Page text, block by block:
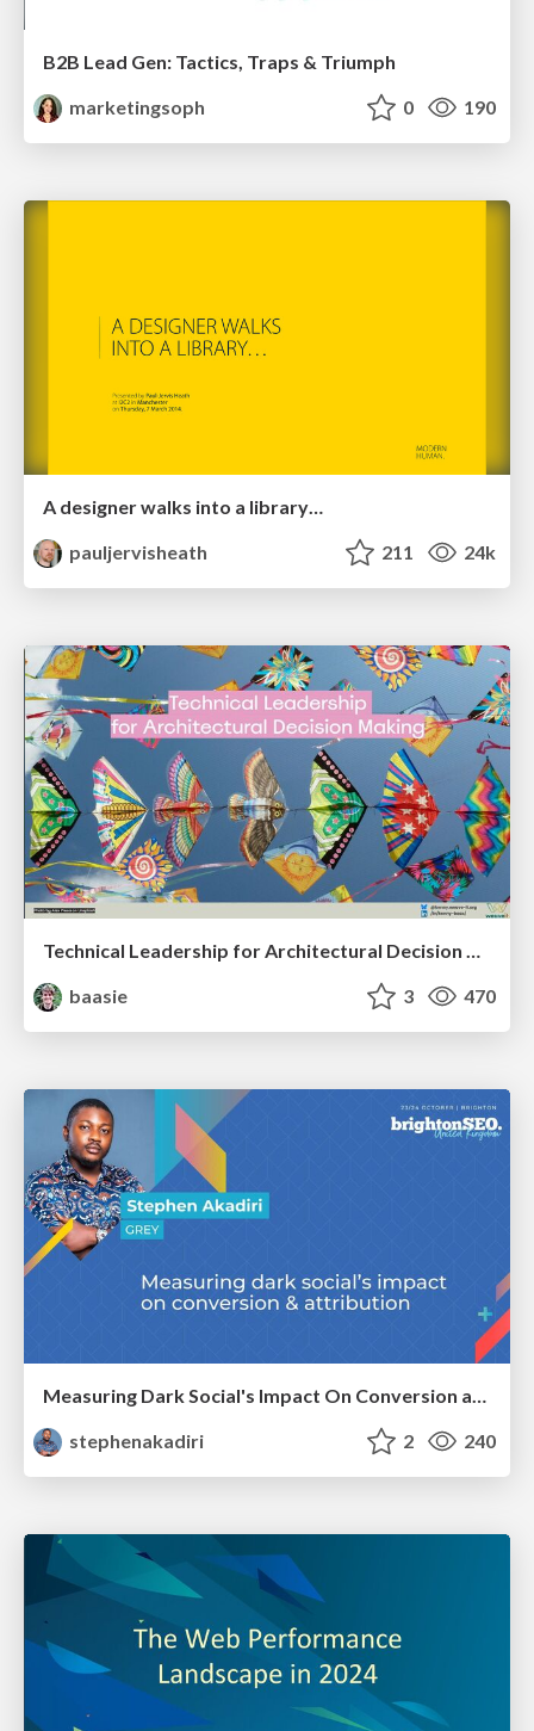
B2B Lead Gen: Tactics, Traps & Triumph
marketingsoph
0 190
A designer walks into a library…
pauljervisheath
211 24k
Technical Leadership for Architectural Decision Making
baasie
3 470
stephenakadiri
2 240